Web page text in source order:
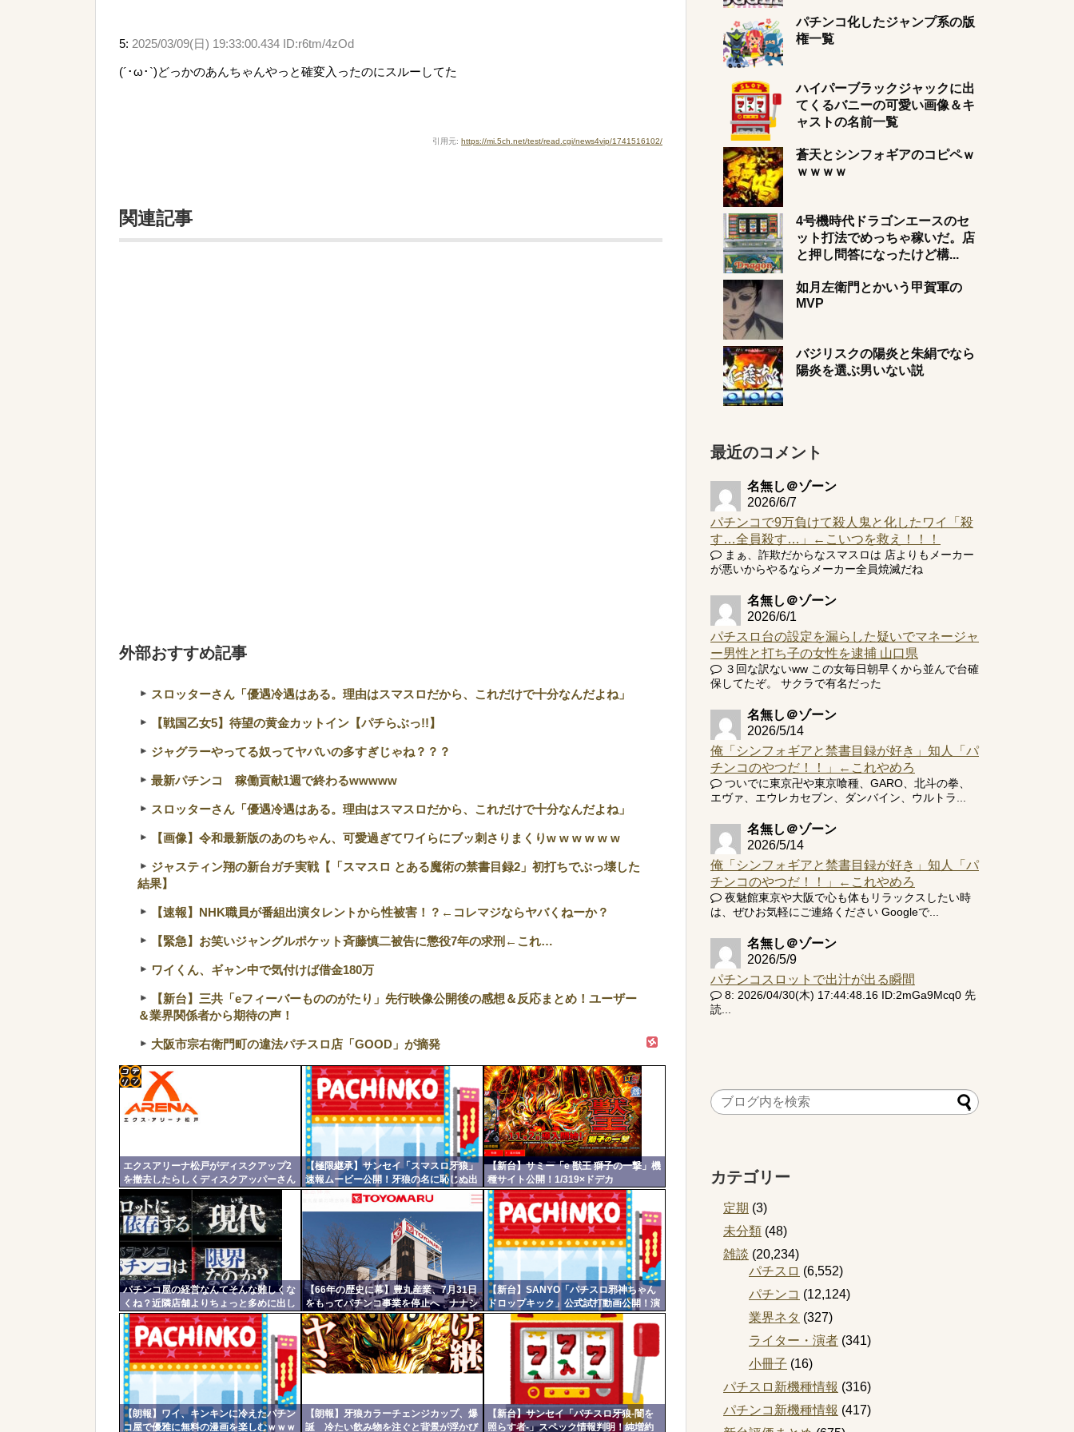
5: 2025/03/09(日) 19:33:00.434 ID:r6tm/4zOd
(´･ω･`)どっかのあんちゃんやっと確変入ったのにスルーしてた
引用元: https://mi.5ch.net/test/read.cgi/news4vip/1741516102/
関連記事
外部おすすめ記事
スロッターさん「優遇冷遇はある。理由はスマスロだから、これだけで十分なんだよね」
【戦国乙女5】待望の黄金カットイン【パチらぶっ!!】
ジャグラーやってる奴ってヤバいの多すぎじゃね？？？
最新パチンコ 稼働貢献1週で終わるwwwww
スロッターさん「優遇冷遇はある。理由はスマスロだから、これだけで十分なんだよね」
【画像】令和最新版のあのちゃん、可愛過ぎてワイらにブッ刺さりまくりw w w w w w
ジャスティン翔の新台ガチ実戦【「スマスロ とある魔術の禁書目録2」初打ちでぶっ壊した
結果】
【速報】NHK職員が番組出演タレントから性被害！？←コレマジならヤバくねーか？
【緊急】お笑いジャングルポケット斉藤慎二被告に懲役7年の求刑←これ…
ワイくん、ギャン中で気付けば借金180万
【新台】三共「eフィーバーもののがたり」先行映像公開後の感想＆反応まとめ！ユーザー
＆業界関係者から期待の声！
大阪市宗右衛門町の違法パチスロ店「GOOD」が摘発
エクスアリーナ松戸がディスクアップ2
を撤去したらしくディスクアッパーさん
達から落胆の声
【極限継承】サンセイ「スマスロ牙狼」
速報ムービー公開！牙狼の名に恥じぬ出
玉性能がパチンコからスロットへ
【新台】サミー「e 獣王 獅子の一撃」機
種サイト公開！1/319×ドデカ
STRAIGHT、右の1/2で平均9,800個のサ
バチャンに突入
パチンコ屋の経営なんてそんな難しくな
くね？近隣店舗よりちょっと多めに出し
ておけば勝手に客が寄ってくるのに強欲
すぎて極限まで搾り取るから客が飛ぶん
だよ
【66年の歴史に幕】豊丸産業、7月31日
をもってパチンコ事業を停止へ ナナシ
ーやコマコマ倶楽部マやウィッチブレイ
ド…たくさんの名機をありがとう
【新台】SANYO「パチスロ邪神ちゃん
ドロップキック」公式試打動画公開！演
出の作り込みいいなｗｗｗ
【朗報】ワイ、キンキンに冷えたパチン
コ屋で優雅に無料の漫画を楽しむｗｗｗ
【朗報】牙狼カラーチェンジカップ、爆
誕 冷たい飲み物を注ぐと背景が浮かび
【新台】サンセイ「パチスロ牙狼-闇を
照らす者-」スペック情報判明！純増約
リン
定リ
ンク
自動
更新
ツー
ル
パチンコ化したジャンプ系の版
権一覧
ハイパーブラックジャックに出
てくるバニーの可愛い画像＆キ
ャストの名前一覧
蒼天とシンフォギアのコピペｗ
ｗｗｗｗ
4号機時代ドラゴンエースのセ
ット打法でめっちゃ稼いだ。店
と押し問答になったけど構...
如月左衛門とかいう甲賀軍の
MVP
バジリスクの陽炎と朱絹でなら
陽炎を選ぶ男いない説
最近のコメント
名無し＠ゾーン
2026/6/7
パチンコで9万負けて殺人鬼と化したワイ「殺
す…全員殺す…」←こいつを救え！！！
まぁ、詐欺だからなスマスロは 店よりもメーカー
が悪いからやるならメーカー全員焼滅だね
名無し＠ゾーン
2026/6/1
パチスロ台の設定を漏らした疑いでマネージャ
ー男性と打ち子の女性を逮捕 山口県
３回な訳ないww この女毎日朝早くから並んで台確
保してたぞ。 サクラで有名だった
名無し＠ゾーン
2026/5/14
俺「シンフォギアと禁書目録が好き」知人「パ
チンコのやつだ！！」←これやめろ
ついでに東京卍や東京喰種、GARO、北斗の拳、
エヴァ、エウレカセブン、ダンバイン、ウルトラ...
名無し＠ゾーン
2026/5/14
俺「シンフォギアと禁書目録が好き」知人「パ
チンコのやつだ！！」←これやめろ
夜魅館東京や大阪で心も体もリラックスしたい時
は、ぜひお気軽にご連絡ください Googleで...
名無し＠ゾーン
2026/5/9
パチンコスロットで出汁が出る瞬間
8: 2026/04/30(木) 17:44:48.16 ID:2mGa9Mcq0 先
読...
カテゴリー
定期 (3)
未分類 (48)
雑談 (20,234)
パチスロ (6,552)
パチンコ (12,124)
業界ネタ (327)
ライター・演者 (341)
小冊子 (16)
パチスロ新機種情報 (316)
パチンコ新機種情報 (417)